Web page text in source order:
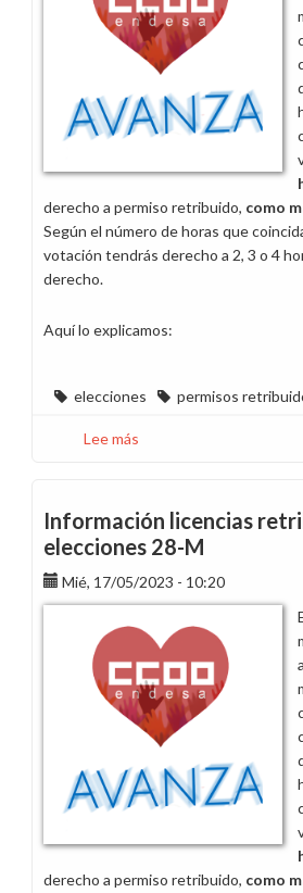
(Sevilla)
el
25
mayo
derecho a permiso retribuido, como
Según el número de horas que
votación tendrás derecho a 2, 3 o 4
derecho.
Aquí lo explicamos:
elecciones permisos
Lee más
retribuidas
elecciones
28-
M
Información licencias
elecciones 28-M
Mié, 17/05/2023 - 10:20
derecho a permiso retribuido, como